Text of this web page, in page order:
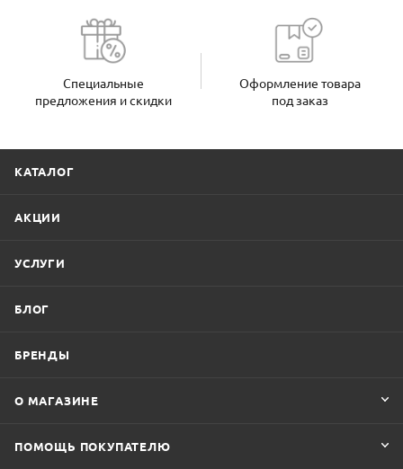
Специальные
предложения и скидки
Оформление товара
под заказ
КАТАЛОГ
АКЦИИ
УСЛУГИ
БЛОГ
БРЕНДЫ
О МАГАЗИНЕ
ПОМОЩЬ ПОКУПАТЕЛЮ